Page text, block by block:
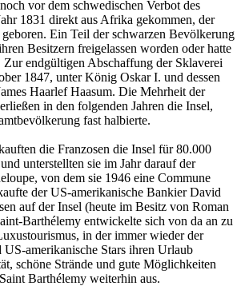
vor dem schwedischen Verbot des
1831 direkt aus Afrika gekommen, der
Ein Teil der schwarzen Bevölkerung
Besitzern freigelassen worden oder hatte
Zur endgültigen Abschaffung der Sklaverei
1847, unter König Oskar I. und dessen
Haarlef Haasum. Die Mehrheit der
in den folgenden Jahren die Insel,
fast halbierte.
die Franzosen die Insel für 80.000
unterstellten sie im Jahr darauf der
von dem sie 1946 eine Commune
der US-amerikanische Bankier David
auf der Insel (heute im Besitz von Roman
Barthélemy entwickelte sich von da an zu
in der immer wieder der
US-amerikanische Stars ihren Urlaub
schöne Strände und gute Möglichkeiten
Barthélemy weiterhin aus.